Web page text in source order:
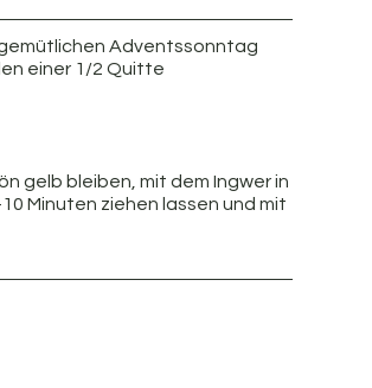
Adventssonntag
einer 1/2 Quitte
gelb bleiben, mit dem Ingwer in
Minuten ziehen lassen und mit